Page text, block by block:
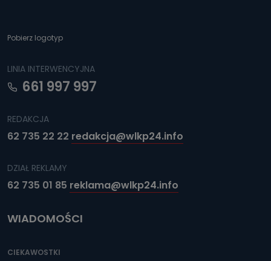
Pobierz logotyp
LINIA INTERWENCYJNA
661 997 997
REDAKCJA
62 735 22 22 redakcja@wlkp24.info
DZIAŁ REKLAMY
62 735 01 85 reklama@wlkp24.info
WIADOMOŚCI
CIEKAWOSTKI